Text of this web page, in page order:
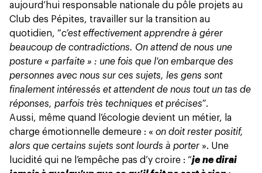
aujourd’hui responsable nationale du pôle projets au
Club des Pépites, travailler sur la transition au
quotidien, “c’est effectivement apprendre à gérer
beaucoup de contradictions. On attend de nous une
posture « parfaite » : une fois que l'on embarque des
personnes avec nous sur ces sujets, les gens sont
finalement intéressés et attendent de nous tout un tas de
réponses, parfois très techniques et précises”.
Aussi, même quand l’écologie devient un métier, la
charge émotionnelle demeure : « on doit rester positif,
alors que certains sujets sont lourds à porter ». Une
lucidité qui ne l’empêche pas d’y croire : “je ne dirai